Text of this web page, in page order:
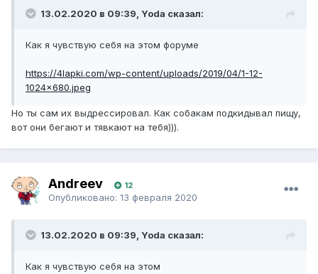
13.02.2020 в 09:39, Yoda сказал:
Как я чувствую себя на этом форуме
https://4lapki.com/wp-content/uploads/2019/04/1-12-
1024x680.jpeg
Но ты сам их выдрессировал. Как собакам подкидывал пищу,
вот они бегают и тявкают на тебя))).
Andreev 12
Опубликовано: 13 февраля 2020
13.02.2020 в 09:39, Yoda сказал:
Как я чувствую себя на этом